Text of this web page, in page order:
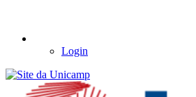
Login